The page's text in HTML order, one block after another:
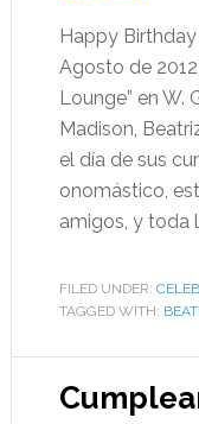
Happy
Agosto de
Lounge” en W.
Madison,
el día de sus
onomástico,
amigos, y toda
FILED UNDER:
TAGGED WITH: